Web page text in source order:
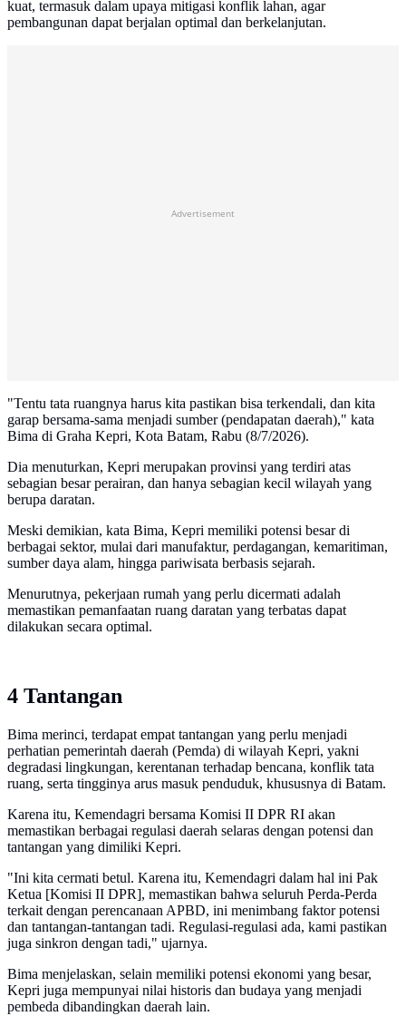
kuat, termasuk dalam upaya mitigasi konflik lahan, agar
pembangunan dapat berjalan optimal dan berkelanjutan.
Advertisement
"Tentu tata ruangnya harus kita pastikan bisa terkendali, dan kita
garap bersama-sama menjadi sumber (pendapatan daerah)," kata
Bima di Graha Kepri, Kota Batam, Rabu (8/7/2026).
Dia menuturkan, Kepri merupakan provinsi yang terdiri atas
sebagian besar perairan, dan hanya sebagian kecil wilayah yang
berupa daratan.
Meski demikian, kata Bima, Kepri memiliki potensi besar di
berbagai sektor, mulai dari manufaktur, perdagangan, kemaritiman,
sumber daya alam, hingga pariwisata berbasis sejarah.
Menurutnya, pekerjaan rumah yang perlu dicermati adalah
memastikan pemanfaatan ruang daratan yang terbatas dapat
dilakukan secara optimal.
4 Tantangan
Bima merinci, terdapat empat tantangan yang perlu menjadi
perhatian pemerintah daerah (Pemda) di wilayah Kepri, yakni
degradasi lingkungan, kerentanan terhadap bencana, konflik tata
ruang, serta tingginya arus masuk penduduk, khususnya di Batam.
Karena itu, Kemendagri bersama Komisi II DPR RI akan
memastikan berbagai regulasi daerah selaras dengan potensi dan
tantangan yang dimiliki Kepri.
"Ini kita cermati betul. Karena itu, Kemendagri dalam hal ini Pak
Ketua [Komisi II DPR], memastikan bahwa seluruh Perda-Perda
terkait dengan perencanaan APBD, ini menimbang faktor potensi
dan tantangan-tantangan tadi. Regulasi-regulasi ada, kami pastikan
juga sinkron dengan tadi," ujarnya.
Bima menjelaskan, selain memiliki potensi ekonomi yang besar,
Kepri juga mempunyai nilai historis dan budaya yang menjadi
pembeda dibandingkan daerah lain.